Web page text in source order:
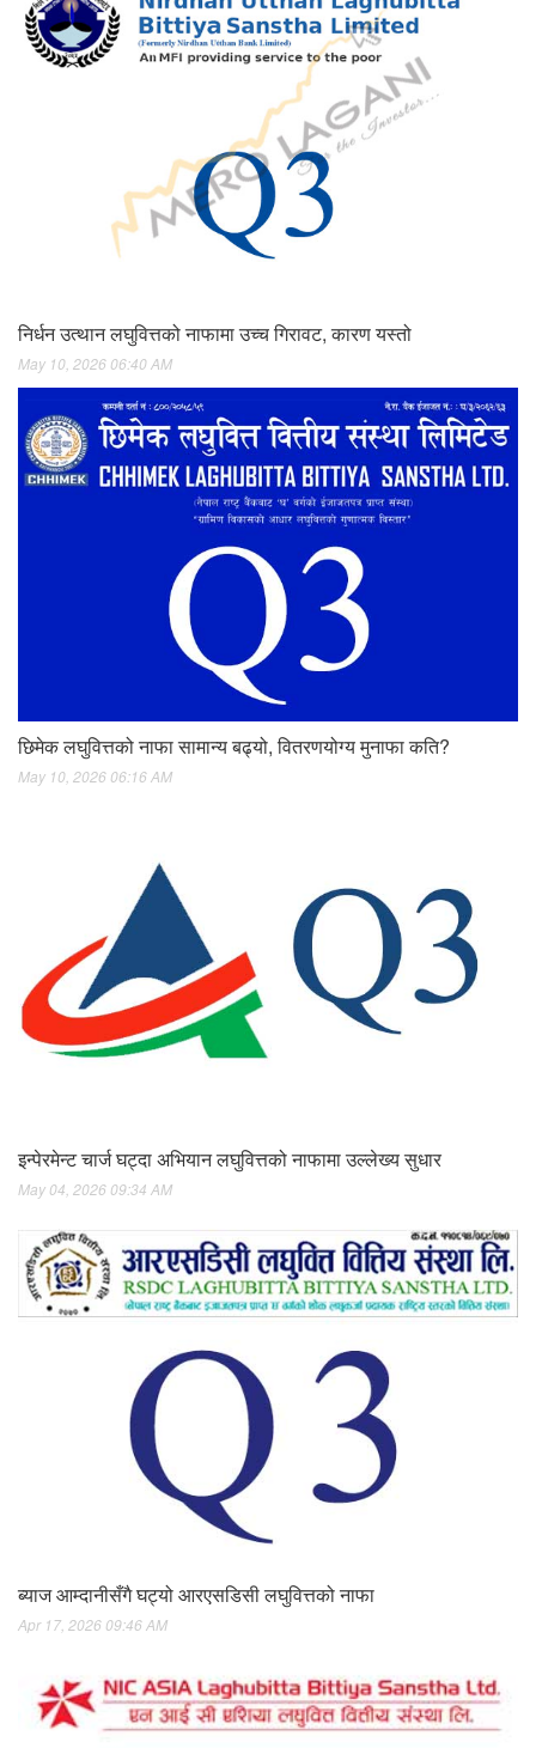
निर्धन उत्थान लघुवित्तको नाफामा उच्च गिरावट, कारण यस्तो
May 10, 2026 06:40 AM
छिमेक लघुवित्तको नाफा सामान्य बढ्यो, वितरणयोग्य मुनाफा कति?
May 10, 2026 06:16 AM
इन्पेरमेन्ट चार्ज घट्दा अभियान लघुवित्तको नाफामा उल्लेख्य सुधार
May 04, 2026 09:34 AM
ब्याज आम्दानीसँगै घट्यो आरएसडिसी लघुवित्तको नाफा
Apr 17, 2026 09:46 AM